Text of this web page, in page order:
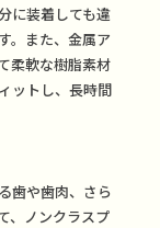
に装着しても違
。また、金属ア
柔軟な樹脂素材
ットし、長時間
歯や歯肉、さら
、ノンクラスプ